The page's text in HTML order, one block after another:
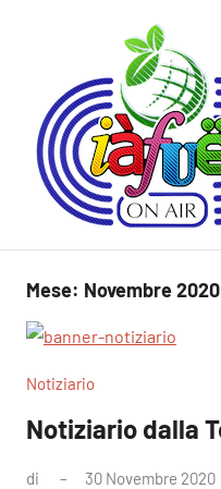
Mese: Novembre 2020
Notiziario
Notiziario dalla
di 30 Novembre 2020